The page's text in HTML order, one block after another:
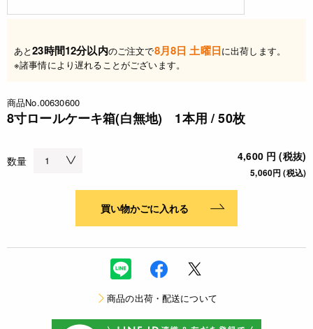
あと23時間12分以内のご注文で8月8日 土曜日に出荷します。
※諸事情により遅れることがございます。
商品No.00630600
8寸ロールケーキ箱(白無地) 1本用 / 50枚
数量 4,600 円 (税抜)
5,060円 (税込)
買い物かごに入れる
商品の出荷・配送について